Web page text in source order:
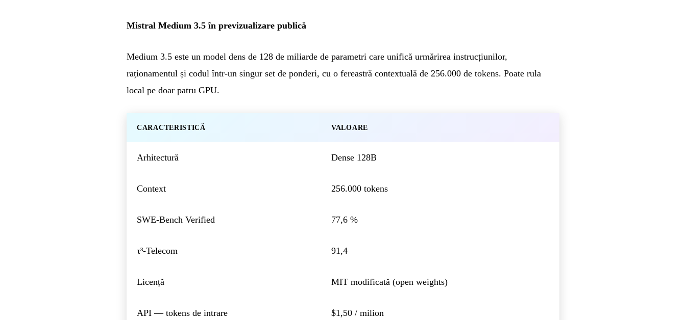
Mistral Medium 3.5 în previzualizare publică
Medium 3.5 este un model dens de 128 de miliarde de parametri care unifică urmărirea instrucțiunilor,
raționamentul și codul într-un singur set de ponderi, cu o fereastră contextuală de 256.000 de tokens. Poate rula
local pe doar patru GPU.
CARACTERISTICĂ VALOARE
Arhitectură Dense 128B
Context 256.000 tokens
SWE-Bench Verified 77,6 %
τ³-Telecom 91,4
Licență MIT modificată (open weights)
API — tokens de intrare $1,50 / milion